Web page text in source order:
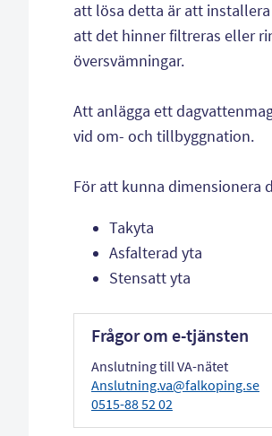
att lösa detta är att
att det hinner filtreras eller
översvämningar.
Att anlägga ett
vid om- och tillbyggnation.
För att kunna dimensionera
Takyta
Asfalterad yta
Stensatt yta
Frågor om e-tjänsten
Anslutning till VA-nätet
Anslutning.va@falkoping.se
0515-88 52 02